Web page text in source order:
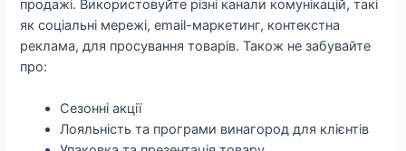
продажі. Використовуйте різні канали комунікацій, такі
як соціальні мережі, email-маркетинг, контекстна
реклама, для просування товарів. Також не забувайте
про:
Сезонні акції
Лояльність та програми винагород для клієнтів